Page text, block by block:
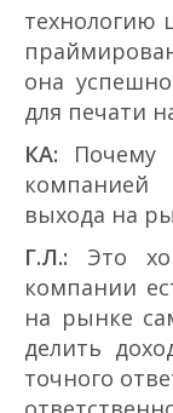
технологию
она
для печати
КА: Почему
компанией
выхода на
Г.Л.: Это
компании
на рынке
делить
точного